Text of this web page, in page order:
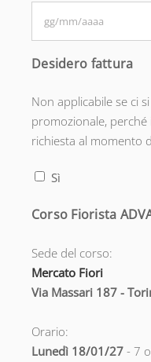
GG
slash
slash
AAAA
Desidero fattura
Non applicabile se ci
promozionale,
richiesta al momento
Sì
Corso Fiorista
Sede del corso:
Mercato Fiori
Via Massari 187 -
Orario:
Lunedì 18/01/27- 7